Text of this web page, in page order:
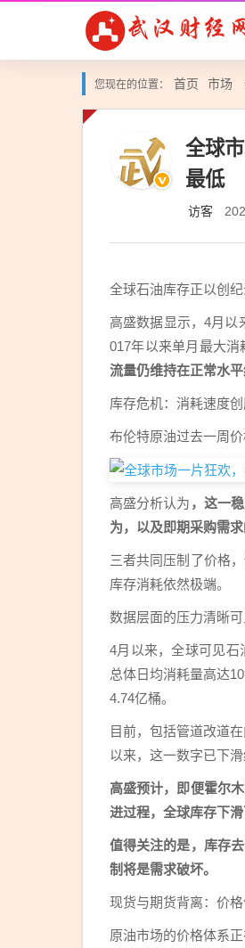
您现在的位置： 首页 市场
全球
最低
访客
全球石油库存正以创
高盛数据显示，4月
017年以来单月最大消
流量仍维持在正常水
库存危机：消耗速度
布伦特原油过去一周
高盛分析认为 ，这一
为，以及即期采购需求
三者共同压制了价格
库存消耗依然极端。
数据层面的压力清晰可
4月以来，全球可见石
总体日均消耗量高达
4.74亿桶。
目前，包括管道改道
以来，这一数字已下
高盛预计，即便霍尔
进过程，全球库存下滑
值得关注的是，库存
制将是需求破坏。
现货与期货背离：价
原油市场的价格体系正